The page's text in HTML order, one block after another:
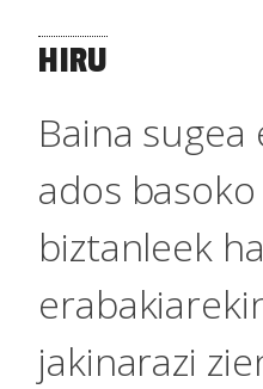
HIRU
Baina sugea
ados
biztanleek
jakinarazi